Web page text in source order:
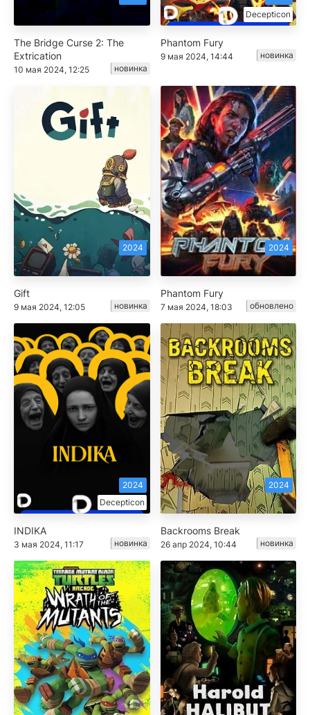
The Bridge Curse 2: The
Extrication
10 мая 2024, 12:25 новинка
Decepticon
Phantom Fury
9 мая 2024, 14:44 новинка
2024
Gift
9 мая 2024, 12:05 новинка
2024
Phantom Fury
7 мая 2024, 18:03 обновлено
Decepticon
2024
INDIKA
3 мая 2024, 11:17 новинка
2024
Backrooms Break
26 апр 2024, 10:44 новинка